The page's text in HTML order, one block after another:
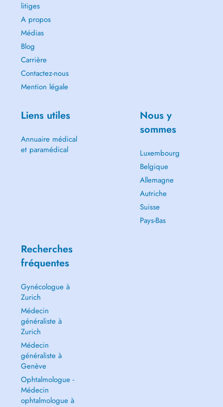
litiges
A propos
Médias
Blog
Carrière
Contactez-nous
Mention légale
Liens utiles
Annuaire médical
et paramédical
Nous y
sommes
Luxembourg
Belgique
Allemagne
Autriche
Suisse
Pays-Bas
Recherches
fréquentes
Gynécologue à
Zurich
Médecin
généraliste à
Zurich
Médecin
généraliste à
Genève
Ophtalmologue -
Médecin
ophtalmologue à